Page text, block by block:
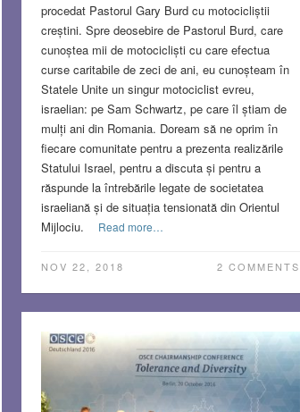
procedat Pastorul Gary Burd cu motocicliștii
creștini. Spre deosebire de Pastorul Burd, care
cunoștea mii de motocicliști cu care efectua
curse caritabile de zeci de ani, eu cunoșteam în
Statele Unite un singur motociclist evreu,
israelian: pe Sam Schwartz, pe care îl știam de
mulți ani din Romania. Doream să ne oprim în
fiecare comunitate pentru a prezenta realizările
Statului Israel, pentru a discuta și pentru a
răspunde la întrebările legate de societatea
israeliană și de situația tensionată din Orientul
Mijlociu.
Read more…
NOV 22, 2018 2 COMMENTS